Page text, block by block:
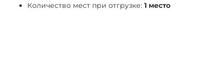
Количество мест при отгрузке: 1 место